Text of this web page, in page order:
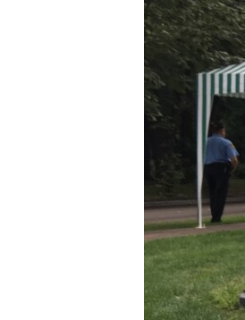
УКРАЇНСЬКА ПРОБЛЕМА КРИМУ